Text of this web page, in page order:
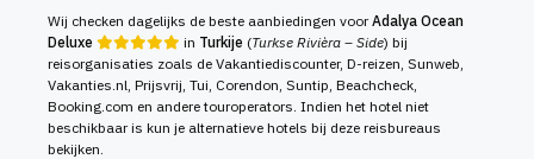
Wij checken dagelijks de beste aanbiedingen voorAdalya Ocean
Deluxe
in Turkije (Turkse Rivièra – Side) bij
reisorganisaties zoals de Vakantiediscounter, D-reizen, Sunweb,
Vakanties.nl, Prijsvrij, Tui, Corendon, Suntip, Beachcheck,
Booking.com en andere touroperators. Indien het hotel niet
beschikbaar is kun je alternatieve hotels bij deze reisbureaus
bekijken.